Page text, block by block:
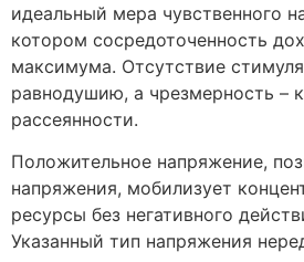
идеальный мера чувственного
котором сосредоточенность
максимума. Отсутствие
равнодушию, а чрезмерность –
рассеянности.
Положительное напряжение,
напряжения, мобилизует
ресурсы без негативного
Указанный тип напряжения